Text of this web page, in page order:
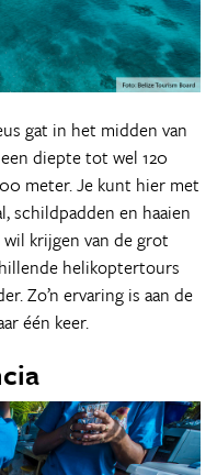
gat in het midden van
diepte tot wel 120
meter. Je kunt hier met
schildpadden en haaien
krijgen van de grot
helikoptertours
Zo’n ervaring is aan de
één keer.